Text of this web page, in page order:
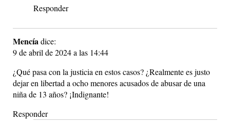
Responder
Mencíadice:
9 de abril de 2024 a las 14:44
¿Qué pasa con la justicia en estos casos? ¿Realmente es justo
dejar en libertad a ocho menores acusados de abusar de una
niña de 13 años? ¡Indignante!
Responder